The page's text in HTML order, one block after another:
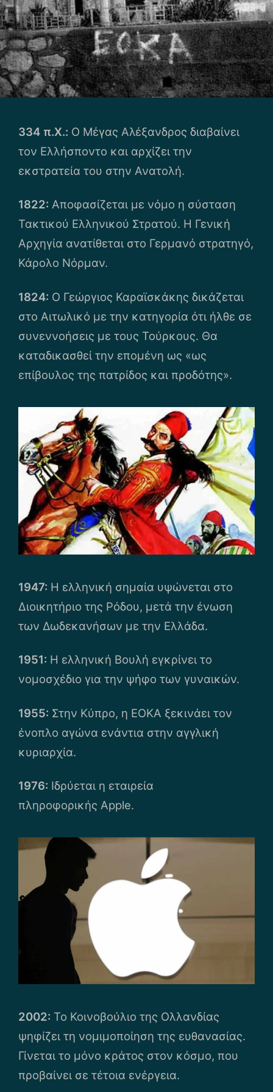
334 π.Χ.: Ο Μέγας Αλέξανδρος διαβαίνει
τον Ελλήσποντο και αρχίζει την
εκστρατεία του στην Ανατολή.
1822: Αποφασίζεται με νόμο η σύσταση
Τακτικού Ελληνικού Στρατού. Η Γενική
Αρχηγία ανατίθεται στο Γερμανό στρατηγό,
Κάρολο Νόρμαν.
1824: Ο Γεώργιος Καραϊσκάκης δικάζεται
στο Αιτωλικό με την κατηγορία ότι ήλθε σε
συνεννοήσεις με τους Τούρκους. Θα
καταδικασθεί την επομένη ως «ως
επίβουλος της πατρίδος και προδότης».
1947: Η ελληνική σημαία υψώνεται στο
Διοικητήριο της Ρόδου, μετά την ένωση
των Δωδεκανήσων με την Ελλάδα.
1951: Η ελληνική Βουλή εγκρίνει το
νομοσχέδιο για την ψήφο των γυναικών.
1955: Στην Κύπρο, η ΕΟΚΑ ξεκινάει τον
ένοπλο αγώνα ενάντια στην αγγλική
κυριαρχία.
1976: Ιδρύεται η εταιρεία
πληροφορικής Apple.
2002: Το Κοινοβούλιο της Ολλανδίας
ψηφίζει τη νομιμοποίηση της ευθανασίας.
Γίνεται το μόνο κράτος στον κόσμο, που
προβαίνει σε τέτοια ενέργεια.